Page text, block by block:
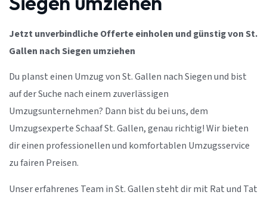
Jetzt unverbindliche Offerte einholen und günstig von St.
Gallen nach Siegen umziehen
Du planst einen Umzug von St. Gallen nach Siegen und bist
auf der Suche nach einem zuverlässigen
Umzugsunternehmen? Dann bist du bei uns, dem
Umzugsexperte Schaaf St. Gallen, genau richtig! Wir bieten
dir einen professionellen und komfortablen Umzugsservice
zu fairen Preisen.
Unser erfahrenes Team in St. Gallen steht dir mit Rat und Tat